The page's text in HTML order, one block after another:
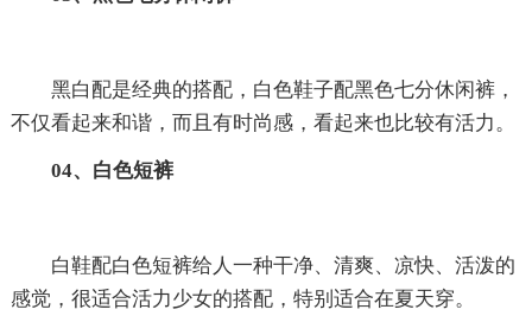
黑白配是经典的搭配，白色鞋子配黑色七分休闲裤，
不仅看起来和谐，而且有时尚感，看起来也比较有活力。
04、白色短裤
白鞋配白色短裤给人一种干净、清爽、凉快、活泼的
感觉，很适合活力少女的搭配，特别适合在夏天穿。